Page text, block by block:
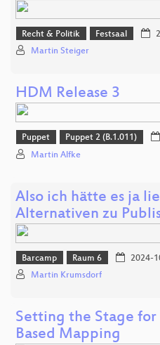
Recht & Politik Festsaal
Martin Steiger
HDM Release 3
Puppet Puppet 2 (B.1.011)
Martin Alfke
Also ich hätte es ja
Alternativen zu
Barcamp Raum 6 2024-
Martin Krumsdorf
Setting the Stage
Based Mapping